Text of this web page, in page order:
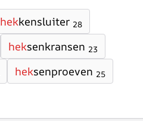
hekkensluiter 28
heksenkransen 23
heksenproeven 25